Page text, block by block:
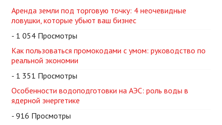
Аренда земли под торговую точку: 4 неочевидные
ловушки, которые убьют ваш бизнес
- 1 054 Просмотры
Как пользоваться промокодами с умом: руководство по
реальной экономии
- 1 351 Просмотры
Особенности водоподготовки на АЭС: роль воды в
ядерной энергетике
- 916 Просмотры